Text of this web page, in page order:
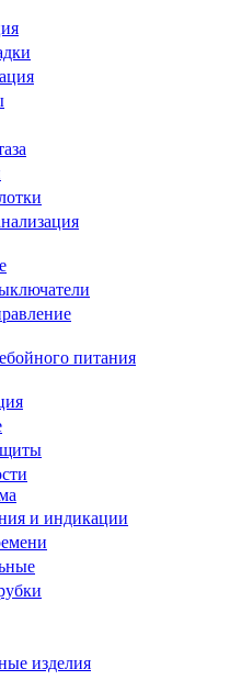
питания
и индикации
изделия